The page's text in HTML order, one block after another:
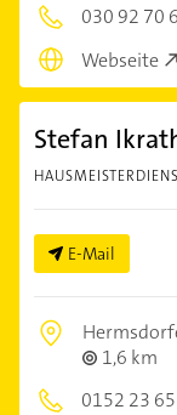
030 92 70
Webseite
Stefan
E-Mail
1,6 km
0152 23